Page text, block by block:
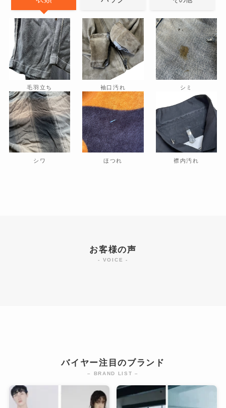
毛羽立ち 袖口汚れ シミ
シワ ほつれ 襟内汚れ
お客様の声
- VOICE -
バイヤー注目のブランド
– BRAND LIST –